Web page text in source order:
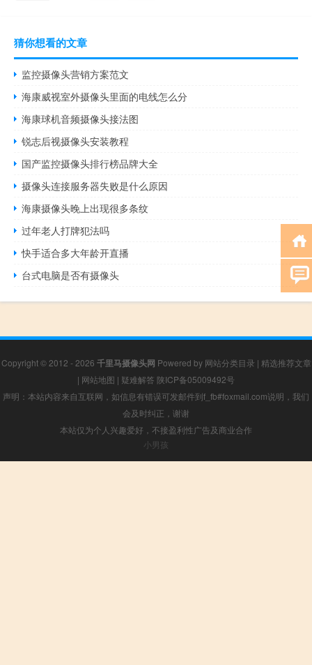
猜你想看的文章
监控摄像头营销方案范文
海康威视室外摄像头里面的电线怎么分
海康球机音频摄像头接法图
锐志后视摄像头安装教程
国产监控摄像头排行榜品牌大全
摄像头连接服务器失败是什么原因
海康摄像头晚上出现很多条纹
过年老人打牌犯法吗
快手适合多大年龄开直播
台式电脑是否有摄像头
Copyright © 2012 - 2026 千里马摄像头网 Powered by 网站分类目录 | 精选推荐文章
| 网站地图 | 疑难解答 陕ICP备05009492号
声明：本站内容来自互联网，如信息有错误可发邮件到f_fb#foxmail.com说明，我们
会及时纠正，谢谢
本站仅为个人兴趣爱好，不接盈利性广告及商业合作
小男孩